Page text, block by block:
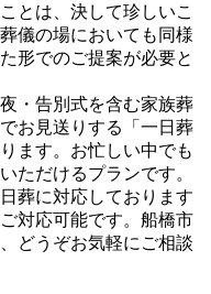
とは、決して珍しいこ
儀の場においても同様
形でのご提案が必要と
・告別式を含む家族葬
お見送りする「一日葬
ます。お忙しい中でも
ただけるプランです。
葬に対応しております
対応可能です。船橋市
どうぞお気軽にご相談